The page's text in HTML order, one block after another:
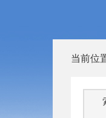
当前位